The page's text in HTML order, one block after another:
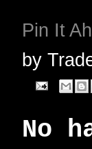
Pin It
by
No